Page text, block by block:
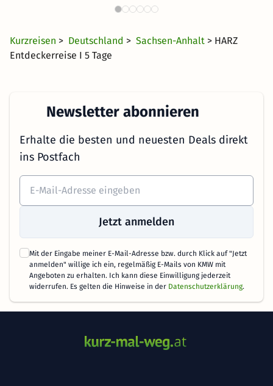
4417 Angebote
Kurzreisen > Deutschland > Sachsen-Anhalt > HARZ
Entdeckerreise I 5 Tage
Newsletter abonnieren
Erhalte die besten und neuesten Deals direkt
ins Postfach
Jetzt anmelden
Mit der Eingabe meiner E-Mail-Adresse bzw. durch Klick auf "Jetzt
anmelden" willige ich ein, regelmäßig E-Mails von KMW mit
Angeboten zu erhalten. Ich kann diese Einwilligung jederzeit
widerrufen. Es gelten die Hinweise in der Datenschutzerklärung.